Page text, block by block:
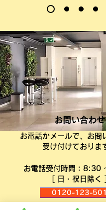
お問い合わせ
お電話かメールで、お問
受け付けておりま
お電話受付時間：8:30
[ 日・祝日除く ]
0120-123-501